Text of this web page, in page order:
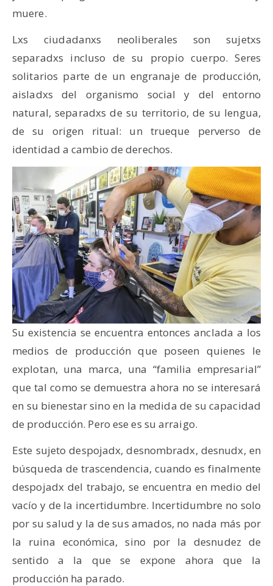
muere.
Lxs ciudadanxs neoliberales son sujetxs
separadxs incluso de su propio cuerpo. Seres
solitarios parte de un engranaje de producción,
aisladxs del organismo social y del entorno
natural, separadxs de su territorio, de su lengua,
de su origen ritual: un trueque perverso de
identidad a cambio de derechos.
Su existencia se encuentra entonces anclada a los
medios de producción que poseen quienes le
explotan, una marca, una “familia empresarial”
que tal como se demuestra ahora no se interesará
en su bienestar sino en la medida de su capacidad
de producción. Pero ese es su arraigo.
Este sujeto despojadx, desnombradx, desnudx, en
búsqueda de trascendencia, cuando es finalmente
despojadx del trabajo, se encuentra en medio del
vacío y de la incertidumbre. Incertidumbre no solo
por su salud y la de sus amados, no nada más por
la ruina económica, sino por la desnudez de
sentido a la que se expone ahora que la
producción ha parado.